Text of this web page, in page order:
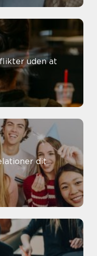
uden at
dit